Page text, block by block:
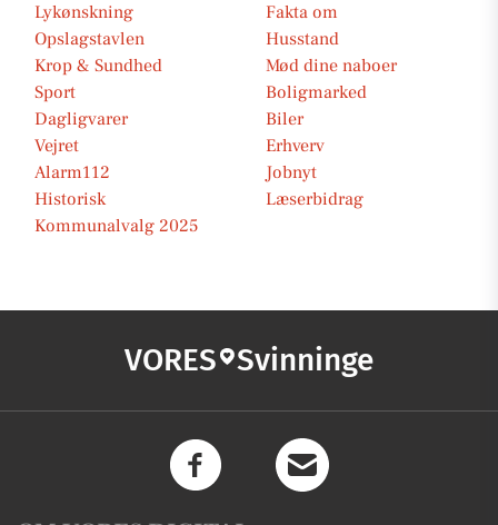
Lykønskning
Fakta om
Opslagstavlen
Husstand
Krop & Sundhed
Mød dine naboer
Sport
Boligmarked
Dagligvarer
Biler
Vejret
Erhverv
Alarm112
Jobnyt
Historisk
Læserbidrag
Kommunalvalg 2025
VORES Svinninge